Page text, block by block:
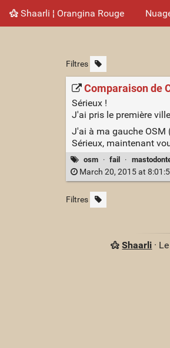
Shaarli ¦ Orangina Rouge
Filtres
Comparaison de
Sérieux !
J'ai pris le première
J'ai à ma gauche OSM
Sérieux, maintenant
osm · fail ·
March 20, 2015 at
Filtres
Shaarli ·